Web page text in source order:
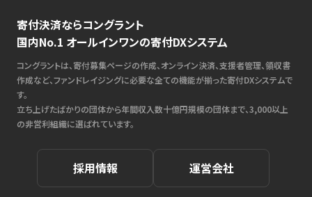
寄付決済ならコングラント
国内No.1 オールインワンの寄付DXシステム
コングラントは、寄付募集ページの作成、オンライン決済、支援者管理、領収書
作成など、ファンドレイジングに必要な全ての機能が揃った寄付DXシステムで
す。
立ち上げたばかりの団体から年間収入数十億円規模の団体まで、3,000以上
の非営利組織に選ばれています。
採用情報 運営会社